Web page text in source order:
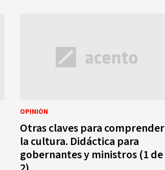
OPINIÓN
Otras claves para comprender
la cultura. Didáctica para
gobernantes y ministros (1 de